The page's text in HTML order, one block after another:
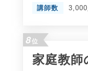
講師数
3,000
8位
家庭教